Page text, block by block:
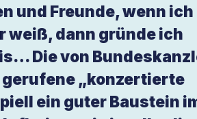
und Freunde, wenn ich
weiß, dann gründe ich
Die von
gerufene „konzertierte
ein guter Baustein